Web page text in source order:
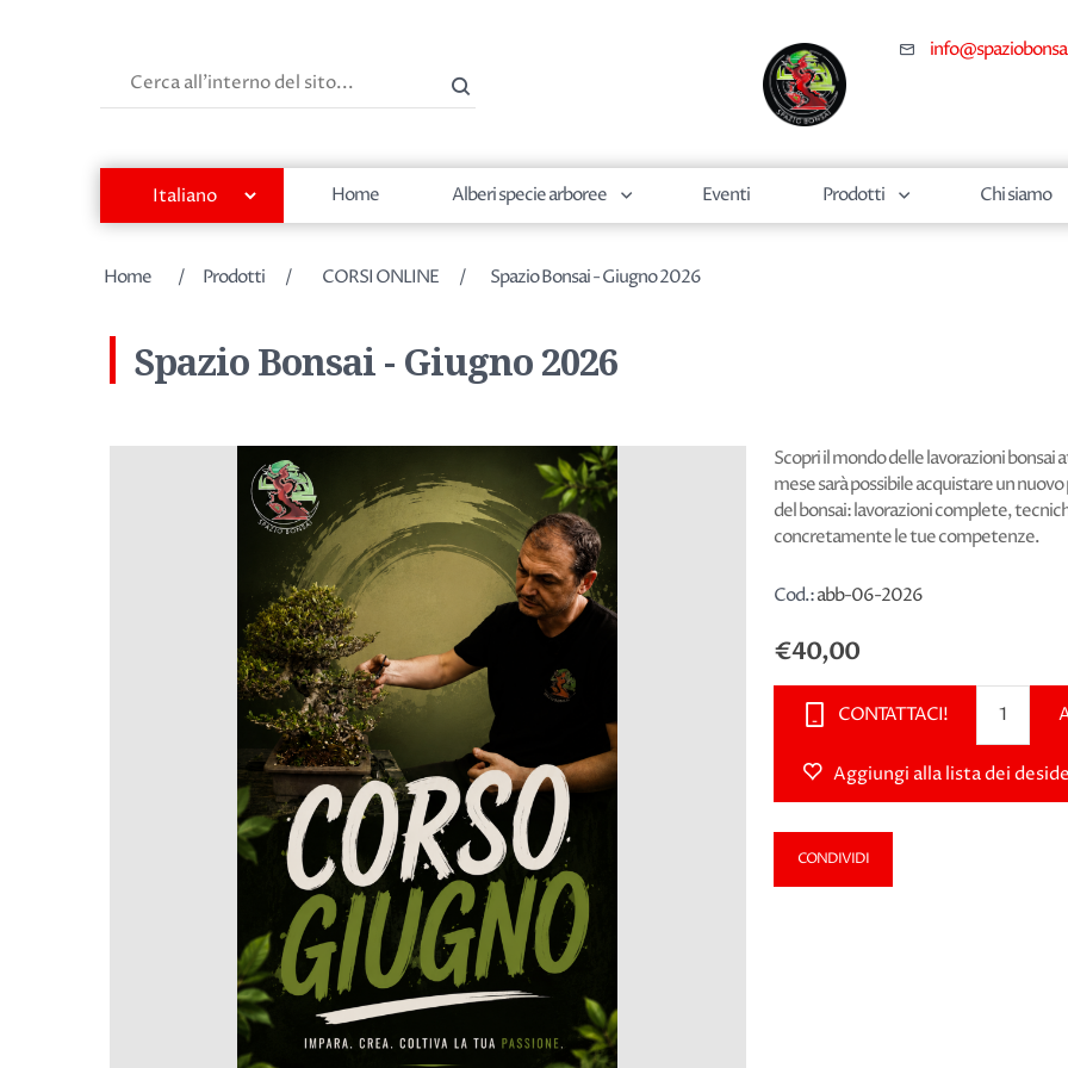
Home Alberi specie arboree Eventi Prodotti Chi siamo
Home / Prodotti / CORSI ONLINE / Spazio Bonsai - Giugno 2026
Spazio Bonsai - Giugno 2026
Scopri il mondo delle lavorazioni
mese sarà possibile acquistare un
del bonsai: lavorazioni complete,
concretamente le tue competenze.
Cod.:abb-06-2026
€40,00
CONTATTACI!
Aggiungi alla lista dei
CONDIVIDI